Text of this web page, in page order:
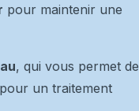
pour maintenir une
, qui vous permet de
pour un traitement